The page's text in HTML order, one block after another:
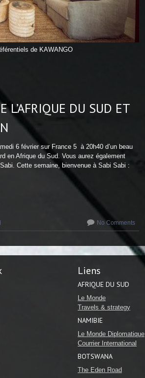
de KAWANGO
L’AFRIQUE DU SUD ET
6 février sur France 5 à 20h40 d’un beau
en Afrique du Sud. Vous aurez également
Cette semaine, bienvenue à Sabi Sabi :
No Comments
Liens
AFRIQUE DU SUD
Le Monde
Travels & strategy
NAMIBIE
Le Monde Diplomatique
Courrier International
BOTSWANA
The Eden Road